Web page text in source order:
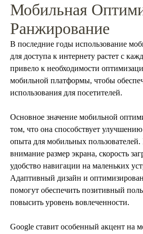
Мобильная
Ранжирование
В последние годы использование
для доступа к интернету растет с
привело к необходимости
мобильной платформы, чтобы
использования для посетителей.
Основное значение мобильной
том, что она способствует улучшению
опыта для мобильных
внимание размер экрана, скорость
удобство навигации на маленьких
Адаптивный дизайн и
помогут обеспечить позитивный
повысить уровень вовлеченности.
Google ставит особенный акцент на